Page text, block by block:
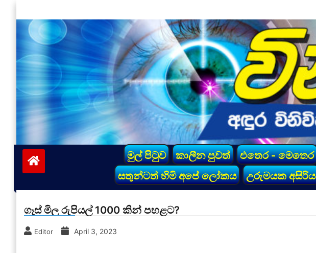
to
content
vinivida.lk
මුල් පිටුව කාලීන පුවත් එතෙර - මෙතෙර
සතුන්ටත් හිමි අපේ ලෝකය
උරුමයක අසිරිය
ගෑස් මිල රුපියල් 1000 කින් පහළට?
Editor April 3, 2023